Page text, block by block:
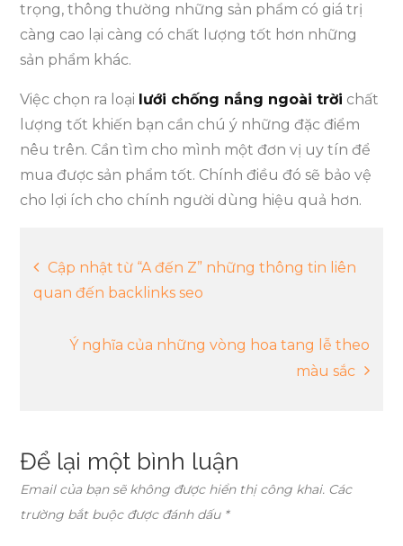
trọng, thông thường những sản phẩm có giá trị
càng cao lại càng có chất lượng tốt hơn những
sản phẩm khác.
Việc chọn ra loại lưới chống nắng ngoài trời chất
lượng tốt khiến bạn cần chú ý những đặc điểm
nêu trên. Cần tìm cho mình một đơn vị uy tín để
mua được sản phẩm tốt. Chính điều đó sẽ bảo vệ
cho lợi ích cho chính người dùng hiệu quả hơn.
Điều
hướng
bài
Cập nhật từ “A đến Z” những thông tin liên
quan đến backlinks seo
Ý nghĩa của những vòng hoa tang lễ theo
màu sắc
Để lại một bình luận
Email của bạn sẽ không được hiển thị công khai. Các
trường bắt buộc được đánh dấu *